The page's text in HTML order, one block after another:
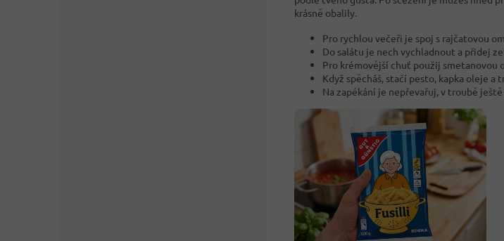
krásně obalily.
Pro rychlou večeři je spoj s rajčatovou
Do salátu je nech vychladnout a přidej
Pro krémovější chuť použij smetanovou
Když spěcháš, stačí pesto, kapka oleje a
Na zapékání je nepřevařuj, v troubě